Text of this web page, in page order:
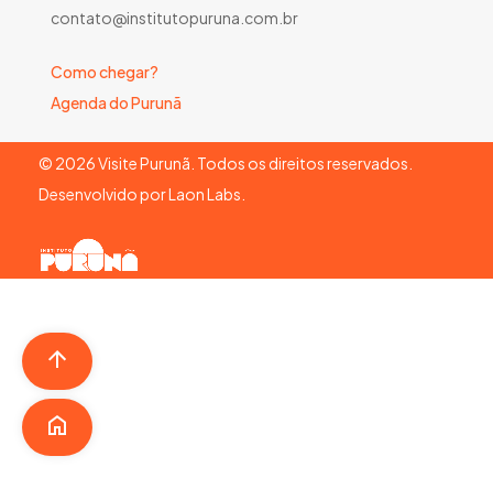
contato@institutopuruna.com.br
Como chegar?
Agenda do Purunã
© 2026Visite Purunã. Todos os direitos reservados.
Desenvolvido porLaon Labs